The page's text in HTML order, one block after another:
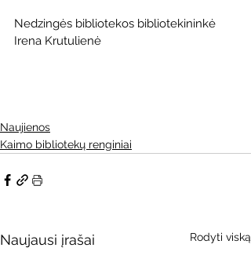
Nedzingės bibliotekos bibliotekininkė
Irena Krutulienė
Naujienos
Kaimo bibliotekų renginiai
Naujausi įrašai Rodyti viską